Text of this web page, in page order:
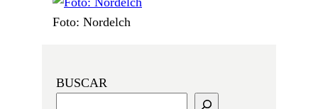
Foto: Nordelch
BUSCAR